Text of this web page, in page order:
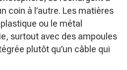
coin à l’autre. Les matières
ou le métal
surtout avec des ampoules
plutôt qu’un câble qui